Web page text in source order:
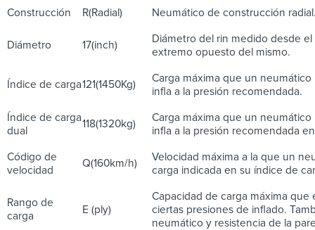
Construcción R(Radial) Neumático de construcción
Diámetro 17(inch)
Diámetro del rin medido desde
extremo opuesto del mismo.
Índice de carga121(1450Kg)
Carga máxima que un
infla a la presión recomendada.
Índice de carga
dual
118(1320kg)
Carga máxima que un
infla a la presión recomendada
Código de
velocidad
Q(160km/h)
Velocidad máxima a la que un
carga indicada en su índice de
Rango de
carga
E (ply)
Capacidad de carga máxima
ciertas presiones de inflado.
neumático y resistencia de la